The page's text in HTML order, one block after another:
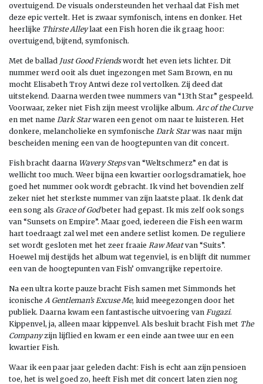
overtuigend. De visuals ondersteunden het verhaal dat Fish met
deze epic vertelt. Het is zwaar symfonisch, intens en donker. Het
heerlijke Thirste Alleylaat een Fish horen die ik graag hoor:
overtuigend, bijtend, symfonisch.
Met de ballad Just Good Friendswordt het even iets lichter. Dit
nummer werd ooit als duet ingezongen met Sam Brown, en nu
mocht Elisabeth Troy Antwi deze rol vertolken. Zij deed dat
uitstekend. Daarna werden twee nummers van “13th Star” gespeeld.
Voorwaar, zeker niet Fish zijn meest vrolijke album. Arc of the Curve
en met name Dark Starwaren een genot om naar te luisteren. Het
donkere, melancholieke en symfonische Dark Starwas naar mijn
bescheiden mening een van de hoogtepunten van dit concert.
Fish bracht daarna Wavery Stepsvan “Weltschmerz” en dat is
wellicht too much. Weer bijna een kwartier oorlogsdramatiek, hoe
goed het nummer ook wordt gebracht. Ik vind het bovendien zelf
zeker niet het sterkste nummer van zijn laatste plaat. Ik denk dat
een song als Grace of Godbeter had gepast. Ik mis zelf ook songs
van “Sunsets on Empire”. Maar goed, iedereen die Fish een warm
hart toedraagt zal wel met een andere setlist komen. De reguliere
set wordt gesloten met het zeer fraaie Raw Meatvan “Suits”.
Hoewel mij destijds het album wat tegenviel, is en blijft dit nummer
een van de hoogtepunten van Fish’ omvangrijke repertoire.
Na een ultra korte pauze bracht Fish samen met Simmonds het
iconische A Gentleman’s Excuse Me, luid meegezongen door het
publiek. Daarna kwam een fantastische uitvoering van Fugazi.
Kippenvel, ja, alleen maar kippenvel. Als besluit bracht Fish met The
Companyzijn lijflied en kwam er een einde aan twee uur en een
kwartier Fish.
Waar ik een paar jaar geleden dacht: Fish is echt aan zijn pensioen
toe, het is wel goed zo, heeft Fish met dit concert laten zien nog